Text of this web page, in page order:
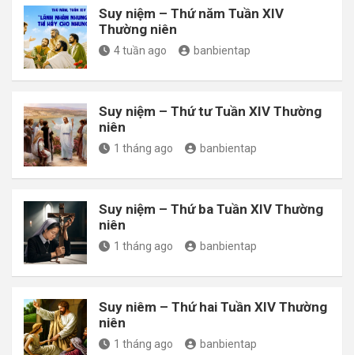
Suy niệm – Thứ năm Tuần XIV
Thường niên
4 tuần ago banbientap
Suy niệm – Thứ tư Tuần XIV Thường
niên
1 tháng ago banbientap
Suy niệm – Thứ ba Tuần XIV Thường
niên
1 tháng ago banbientap
Suy niêm – Thứ hai Tuần XIV Thường
niên
1 tháng ago banbientap